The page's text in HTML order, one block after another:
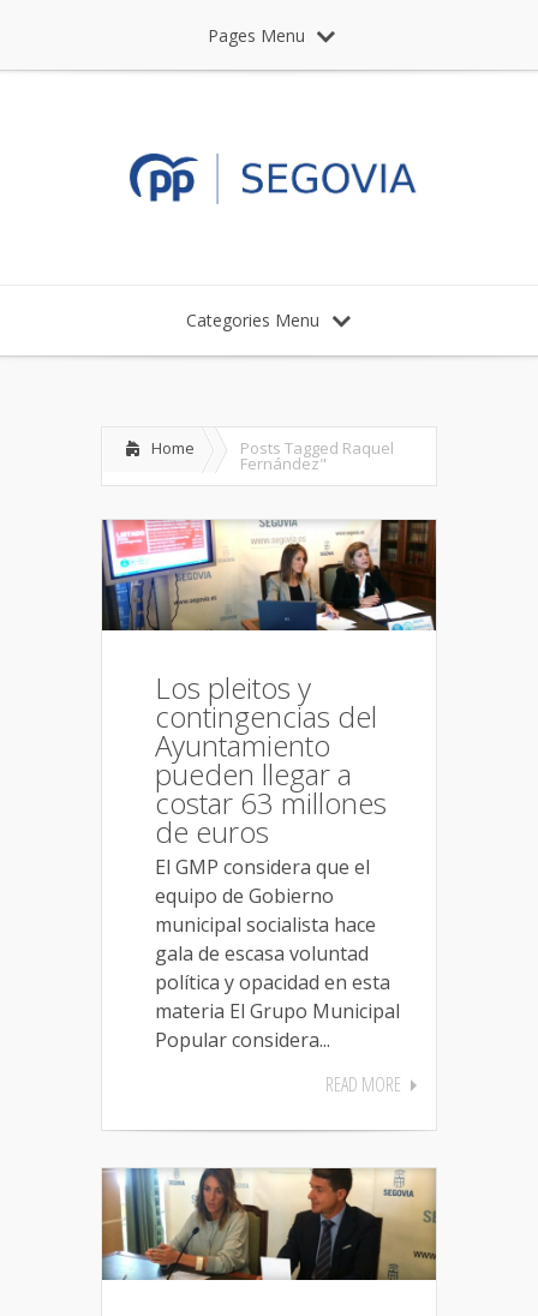
Pages Menu
Categories Menu
Home Posts Tagged Raquel
Fernández"
Los pleitos y
contingencias del
Ayuntamiento
pueden llegar a
costar 63 millones
de euros
El GMP considera que el
equipo de Gobierno
municipal socialista hace
gala de escasa voluntad
política y opacidad en esta
materia El Grupo Municipal
Popular considera...
READ MORE